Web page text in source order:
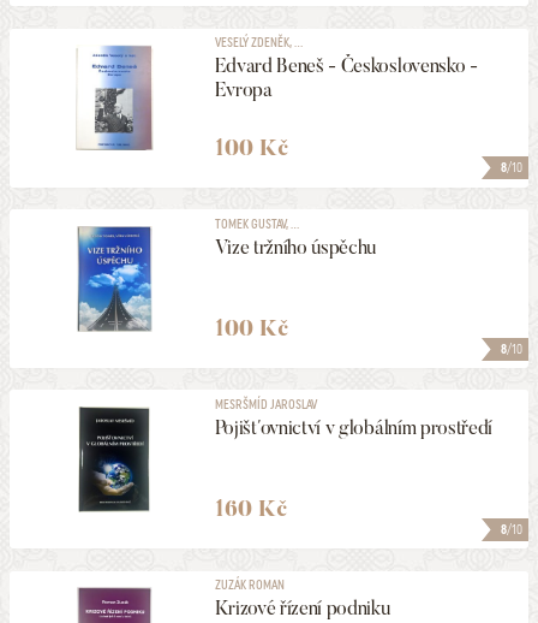
8/10
VESELÝ ZDENĚK, ...
Edvard Beneš - Československo -
Evropa
100 Kč
8/10
TOMEK GUSTAV, ...
Vize tržního úspěchu
100 Kč
8/10
MESRŠMÍD JAROSLAV
Pojišťovnictví v globálním prostředí
160 Kč
ZUZÁK ROMAN
Krizové řízení podniku